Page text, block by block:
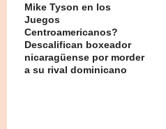
Mike Tyson en los
Juegos
Centroamericanos?
Descalifican boxeador
nicaragüense por morder
a su rival dominicano